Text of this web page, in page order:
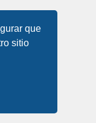
que
sitio